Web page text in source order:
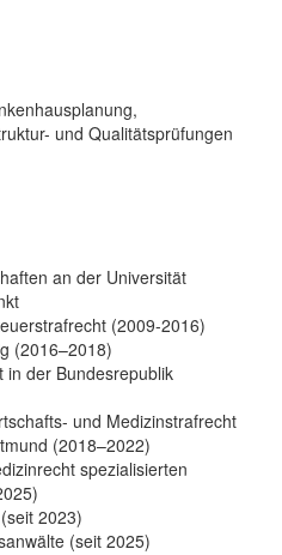
und Qualitätsprüfungen
an der Universität
(2009-2016)
(2016–2018)
in der Bundesrepublik
und Medizinstrafrecht
(2018–2022)
spezialisierten
2023)
(seit 2025)